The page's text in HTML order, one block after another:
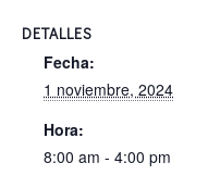
DETALLES
Fecha:
1 noviembre, 2024
Hora:
8:00 am - 4:00 pm